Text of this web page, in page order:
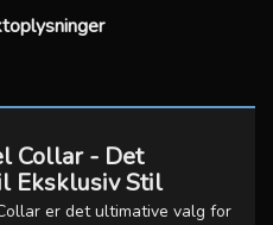
Collar - Det
Eksklusiv Stil
er det ultimative valg for